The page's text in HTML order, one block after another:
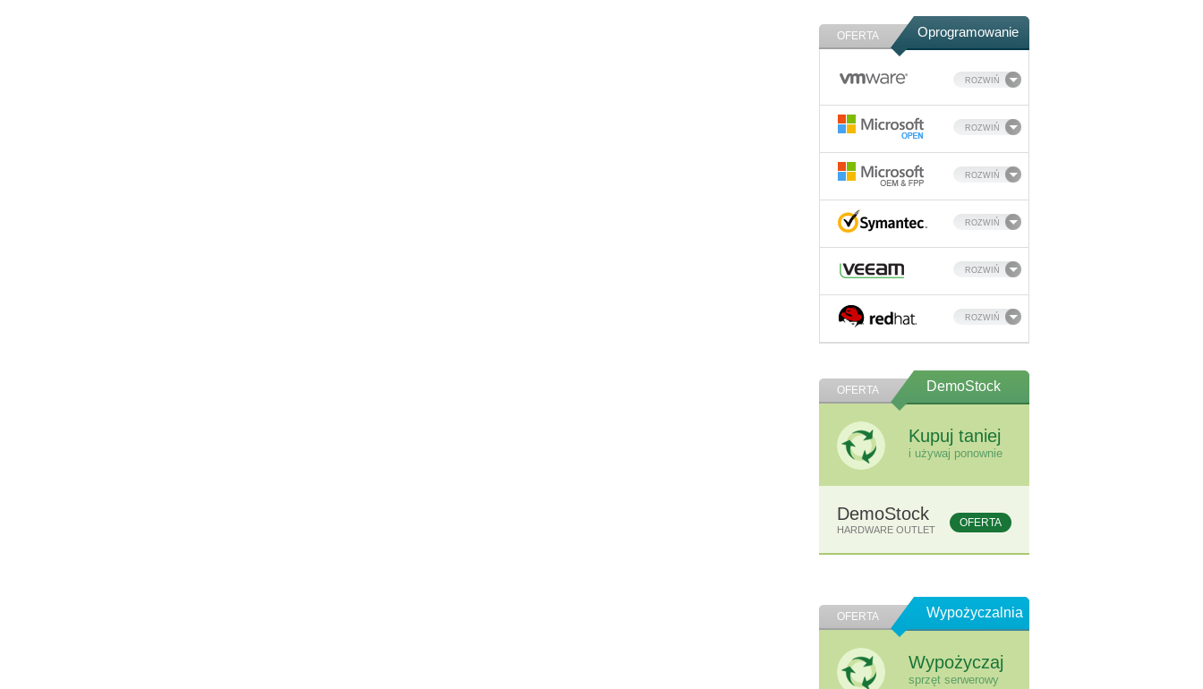
OFERTA Oprogramowanie
ROZWIŃ
ROZWIŃ
ROZWIŃ
ROZWIŃ
ROZWIŃ
ROZWIŃ
OFERTA DemoStock
Kupuj taniej
i używaj ponownie
DemoStock OFERTA
HARDWARE OUTLET
OFERTA Wypożyczalnia
Wypożyczaj
sprzęt serwerowy